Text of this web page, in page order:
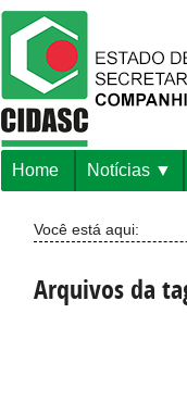
Home Notícias
Você está aqui:
Arquivos da